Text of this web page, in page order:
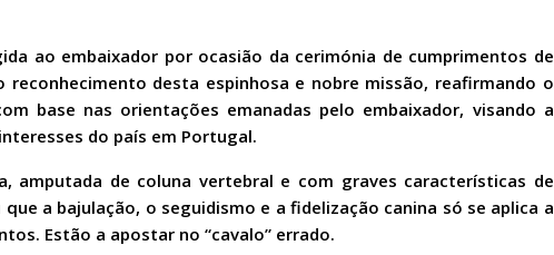
ao embaixador por ocasião da cerimónia de cumprimentos de
desta espinhosa e nobre missão, reafirmando o
base nas orientações emanadas pelo embaixador, visando a
do país em Portugal.
amputada de coluna vertebral e com graves características de
a bajulação, o seguidismo e a fidelização canina só se aplica a
Estão a apostar no “cavalo” errado.